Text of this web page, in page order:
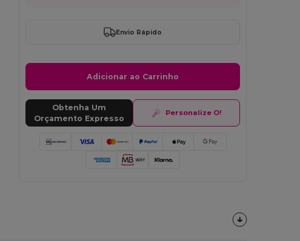
Envio Rápido
Adicionar ao Carrinho
Obtenha Um
Orçamento Expresso
Personalize O!